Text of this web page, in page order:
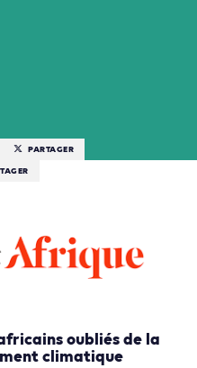
PARTAGER
oubliés de la
climatique